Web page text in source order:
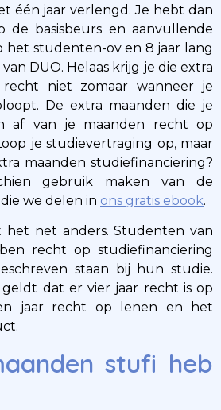
één jaar verlengd. Je hebt dan
de basisbeurs en aanvullende
het studenten-ov en 8 jaar lang
DUO. Helaas krijg je die extra
niet zomaar wanneer je
De extra maanden die je
af van je maanden recht op
je studievertraging op, maar
maanden studiefinanciering?
gebruik maken van de
we delen in ons gratis ebook.
het net anders. Studenten van
recht op studiefinanciering
staan bij hun studie.
dat er vier jaar recht is op
jaar recht op lenen en het
stufi heb